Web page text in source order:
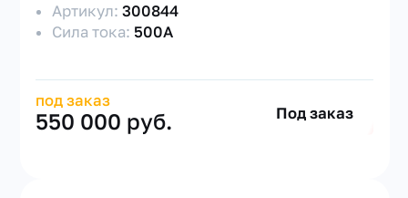
Артикул:300844
Сила тока: 500А
под заказ
550 000 руб. Под заказ